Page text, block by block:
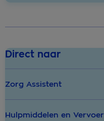
Direct naar
Zorg Assistent
Hulpmiddelen en Vervoer